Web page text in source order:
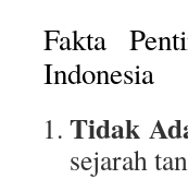
Fakta
Indonesia
Tidak
sejarah